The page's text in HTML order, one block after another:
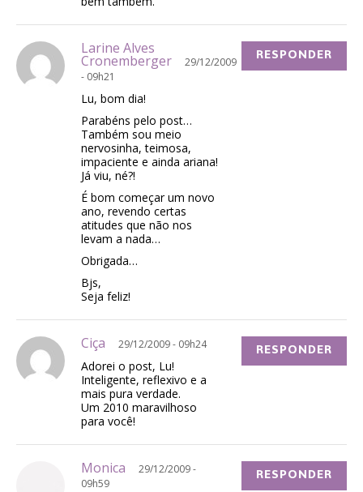
Larine Alves
Cronemberger
29/12/2009
- 09h21
Lu, bom dia!
Parabéns pelo post…
Também sou meio
nervosinha, teimosa,
impaciente e ainda ariana!
Já viu, né?!
É bom começar um novo
ano, revendo certas
atitudes que não nos
levam a nada…
Obrigada…
Bjs,
Seja feliz!
RESPONDER
Ciça 29/12/2009 - 09h24
Adorei o post, Lu!
Inteligente, reflexivo e a
mais pura verdade.
Um 2010 maravilhoso
para você!
RESPONDER
Monica
29/12/2009 -
09h59
RESPONDER